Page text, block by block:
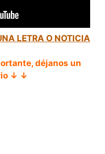
LETRA O NOTICIA
déjanos un
↓ ↓